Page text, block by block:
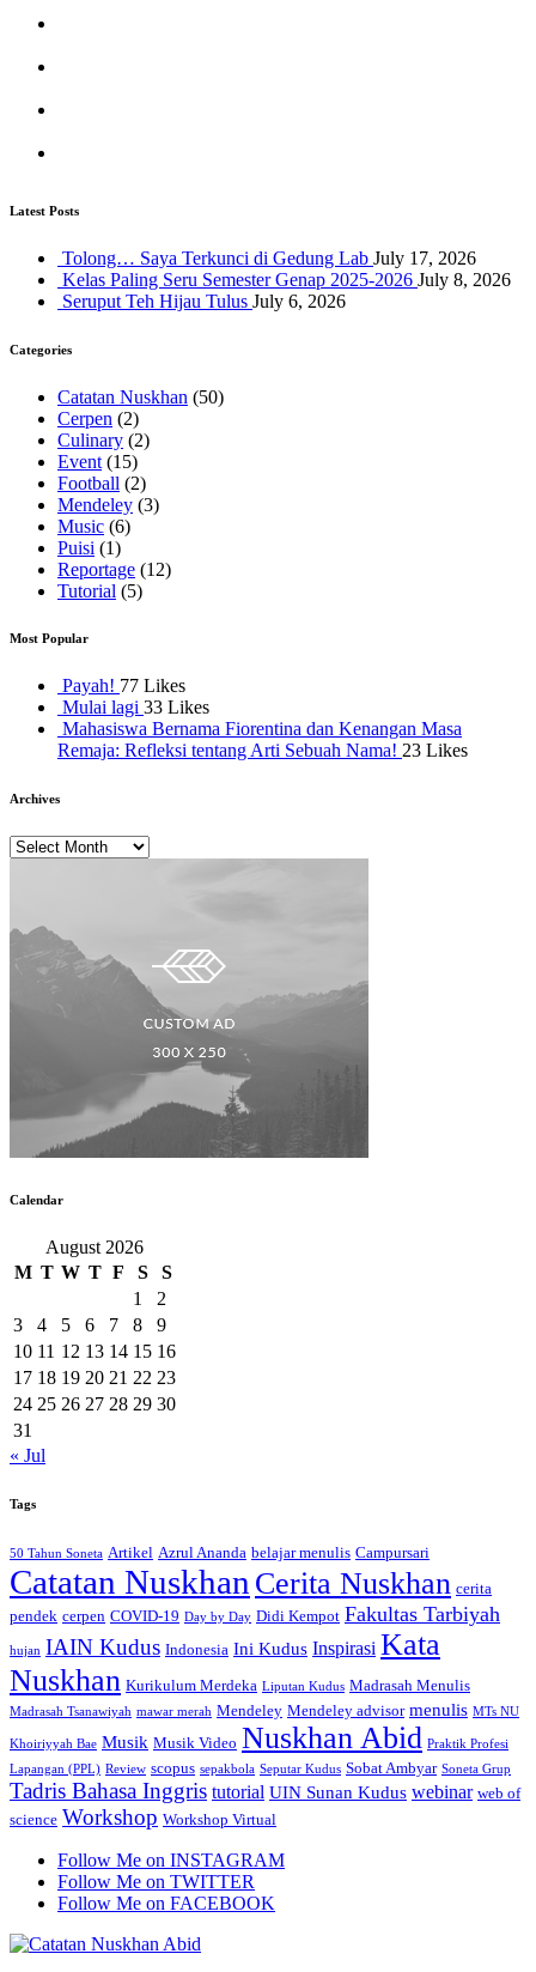
Latest Posts
Tolong… Saya Terkunci di Gedung Lab July 17, 2026
Kelas Paling Seru Semester Genap 2025-2026 July 8, 2026
Seruput Teh Hijau Tulus July 6, 2026
Categories
Catatan Nuskhan (50)
Cerpen (2)
Culinary (2)
Event (15)
Football (2)
Mendeley (3)
Music (6)
Puisi (1)
Reportage (12)
Tutorial (5)
Most Popular
Payah! 77 Likes
Mulai lagi 33 Likes
Mahasiswa Bernama Fiorentina dan Kenangan Masa
Remaja: Refleksi tentang Arti Sebuah Nama! 23 Likes
Archives
Archives
Calendar
August 2026
M T W T F S
S
1
2
3
4 5 6 7 8
9
10 11 12 13 14 15 16
17 18 19 20 21 22 23
24 25 26 27 28 29 30
31
« Jul
Tags
50 Tahun Soneta Artikel Azrul Ananda belajar menulis Campursari
Catatan Nuskhan Cerita Nuskhan cerita
pendek cerpen COVID-19 Day by Day Didi Kempot Fakultas Tarbiyah
hujan IAIN Kudus Indonesia Ini Kudus Inspirasi Kata
Nuskhan Kurikulum Merdeka Liputan Kudus Madrasah Menulis
Madrasah Tsanawiyah mawar merah Mendeley Mendeley advisor menulis MTs NU
Khoiriyyah Bae Musik Musik Video Nuskhan Abid Praktik Profesi
Lapangan (PPL) Review scopus sepakbola Seputar Kudus Sobat Ambyar Soneta Grup
Tadris Bahasa Inggris tutorial UIN Sunan Kudus webinar web of
science Workshop Workshop Virtual
Follow Me on INSTAGRAM
Follow Me on TWITTER
Follow Me on FACEBOOK